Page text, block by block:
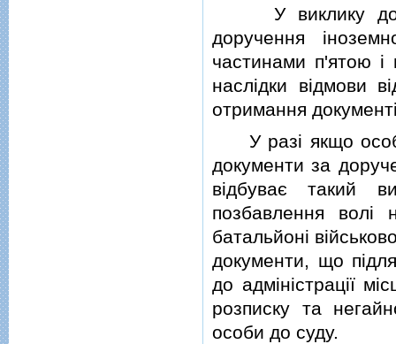
У виклику до
доручення
частинами п'ятою i
наслiдки вiдмови
отримання
У разi якщо
документи за
вiдбуває такий
позбавлення волi
батальйонi
документи, що
до адмiнiстрацiї
розписку та
особи до суду.